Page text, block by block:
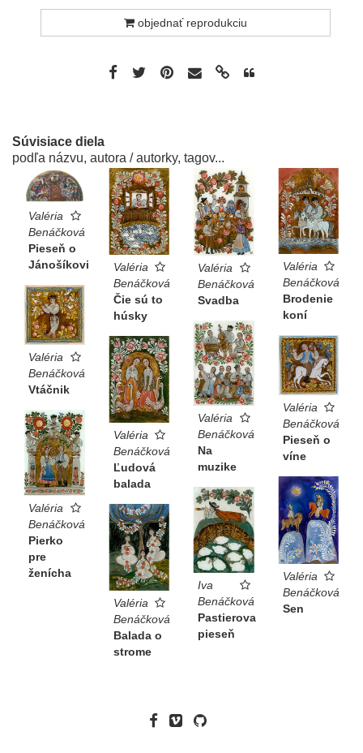
objednať reprodukciu
Súvisiace diela
podľa názvu, autora / autorky, tagov...
Valéria
Benáčková
Pieseň o
Jánošíkovi
Valéria
Benáčková
Čie sú to
húsky
Valéria
Benáčková
Svadba
Valéria
Benáčková
Brodenie
koní
Valéria
Benáčková
Vtáčnik
Valéria
Benáčková
Na
muzike
Valéria
Benáčková
Pieseň o
víne
Valéria
Benáčková
Ľudová
balada
Valéria
Benáčková
Pierko
pre
ženícha
Valéria
Benáčková
Sen
Iva
Benáčková
Pastierova
pieseň
Valéria
Benáčková
Balada o
strome